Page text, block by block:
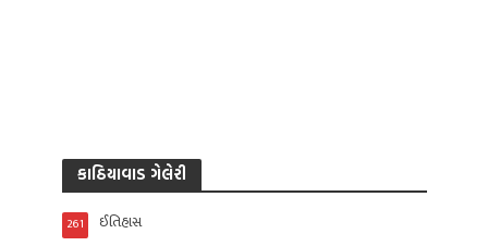
કાઠિયાવાડ ગેલેરી
ઈતિહાસ
261